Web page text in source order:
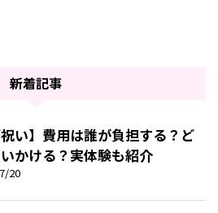
新着記事
祝い】費用は誰が負担する？ど
かける？実体験も紹介
20